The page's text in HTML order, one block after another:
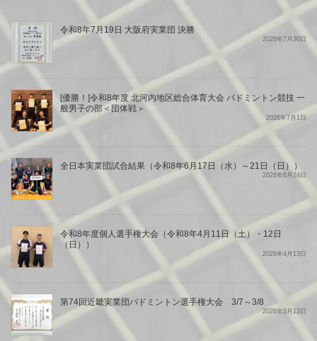
令和8年7月19日 大阪府実業団 決勝
2026年7月30日
[優勝！]令和8年度 北河内地区総合体育大会 バドミントン競技 一
般男子の部＜団体戦＞
2026年7月1日
全日本実業団試合結果（令和8年6月17日（水）～21日（日））
2026年6月24日
令和8年度個人選手権大会（令和8年4月11日（土）・12日
（日））
2026年4月13日
第74回近畿実業団バドミントン選手権大会 3/7～3/8
2026年3月12日